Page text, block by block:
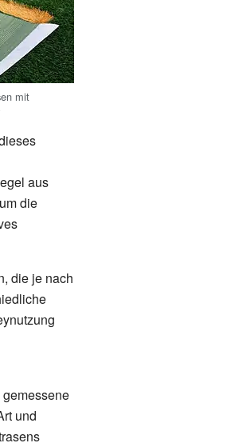
mit
aus
die
die je nach
und